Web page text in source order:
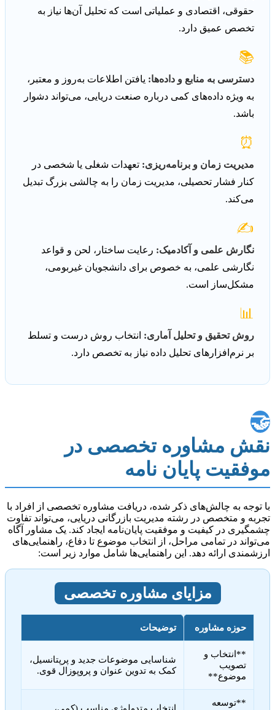
حقوقی، اقتصادی و عملیاتی است که تحلیل آن‌ها نیاز به
تخصص عمیق دارد.
📚
دسترسی به منابع و داده‌ها: یافتن اطلاعات به‌روز و معتبر،
به ویژه داده‌های کمی درباره صنعت دریایی، می‌تواند دشوار
باشد.
⏰
مدیریت زمان و برنامه‌ریزی: تعهدات شغلی یا شخصی در
کنار فشار تحصیلی، مدیریت زمان را به چالشی بزرگ تبدیل
می‌کند.
✍️
نگارش علمی و آکادمیک: رعایت ساختار، لحن و قواعد
نگارشی علمی، به خصوص برای دانشجویان غیربومی،
مشکل‌ساز است.
📊
روش تحقیق و تحلیل آماری: انتخاب روش درست و تسلط
بر نرم‌افزارهای تحلیل داده نیاز به تخصص دارد.
🤝
نقش مشاوره تخصصی در
موفقیت پایان نامه
با توجه به چالش‌های ذکر شده، دریافت مشاوره تخصصی از افراد با
تجربه و متخصص در رشته مدیریت بازرگانی دریایی، می‌تواند تفاوت
چشمگیری در کیفیت و موفقیت پایان‌نامه ایجاد کند. یک مشاور آگاه
می‌تواند در تمامی مراحل، از انتخاب موضوع تا دفاع، راهنمایی‌های
ارزشمندی ارائه دهد. این راهنمایی‌ها شامل موارد زیر است:
مزایای مشاوره تخصصی
حوزه مشاوره توضیحات
**انتخاب و
تصویب
موضوع**
شناسایی موضوعات جدید و پرپتانسیل،
کمک به تدوین عنوان و پروپوزال قوی.
**توسعه
انتخاب متدولوژی مناسب (کمی،